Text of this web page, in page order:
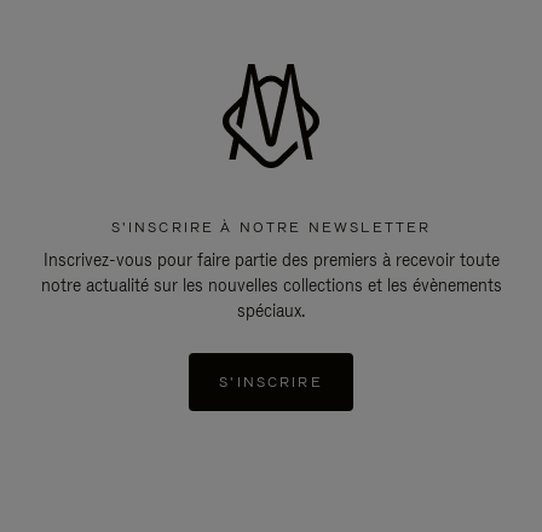
S'INSCRIRE À NOTRE NEWSLETTER
Inscrivez-vous pour faire partie des premiers à recevoir toute
notre actualité sur les nouvelles collections et les évènements
spéciaux.
S'INSCRIRE